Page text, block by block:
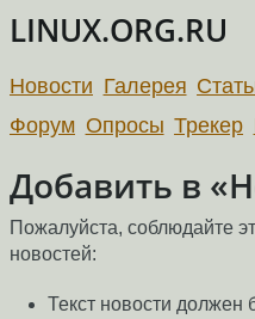
LINUX.ORG.RU
Новости Галерея
Форум Опросы Трекер
Добавить в
Пожалуйста, соблюдайте
новостей:
Текст новости должен